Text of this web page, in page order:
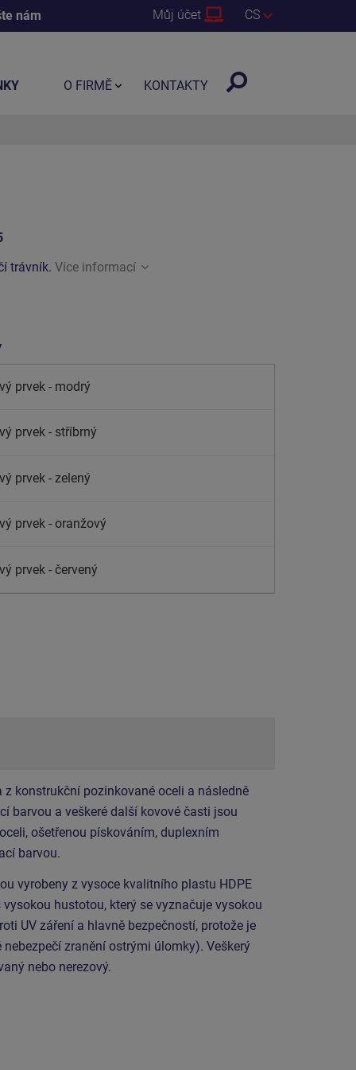
nám Můj účet CS
trávník. Více informací
prvek - modrý
prvek - stříbrný
prvek - zelený
prvek - oranžový
prvek - červený
z konstrukční pozinkované oceli a následně
barvou a veškeré další kovové časti jsou
ošetřenou pískováním, duplexním
barvou.
vyrobeny z vysoce kvalitního plastu HDPE
hustotou, který se vyznačuje vysokou
UV záření a hlavně bezpečností, protože je
zranění ostrými úlomky). Veškerý
nebo nerezový.
O FIRMĚ KONTAKTY